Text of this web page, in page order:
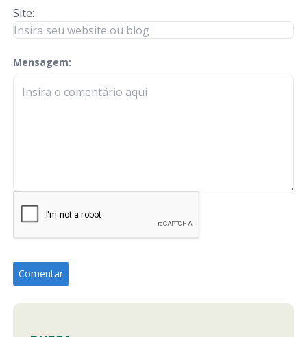
Site:
Mensagem:
check-terms